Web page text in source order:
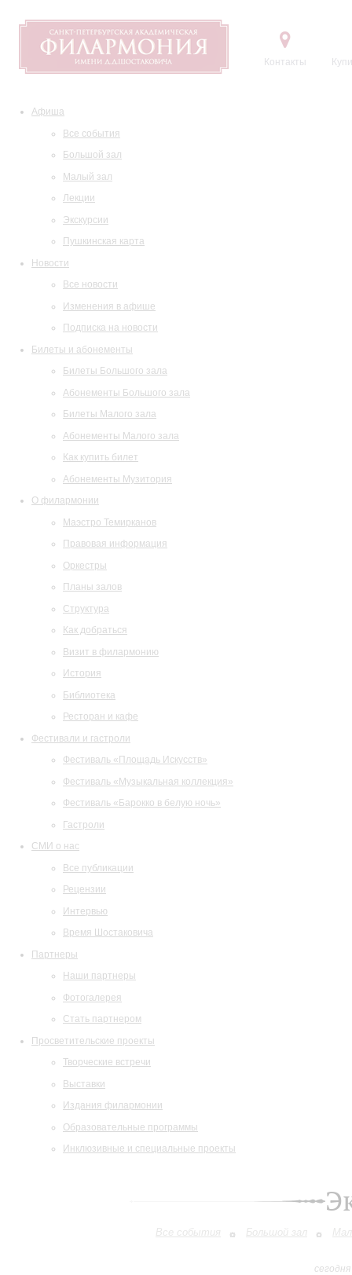
Контакты
Афиша
Все события
Большой зал
Малый зал
Лекции
Экскурсии
Пушкинская карта
Новости
Все новости
Изменения в афише
Подписка на новости
Билеты и абонементы
Билеты Большого зала
Абонементы Большого зала
Билеты Малого зала
Абонементы Малого зала
Как купить билет
Абонементы Музитория
О филармонии
Маэстро Темирканов
Правовая информация
Оркестры
Планы залов
Структура
Как добраться
Визит в филармонию
История
Библиотека
Ресторан и кафе
Фестивали и гастроли
Фестиваль «Площадь Искусств»
Фестиваль «Музыкальная коллекция»
Фестиваль «Барокко в белую ночь»
Гастроли
СМИ о нас
Все публикации
Рецензии
Интервью
Время Шостаковича
Партнеры
Наши партнеры
Фотогалерея
Стать партнером
Просветительские проекты
Творческие встречи
Выставки
Издания филармонии
Образовательные программы
Инклюзивные и специальные проекты
Все события Большой зал